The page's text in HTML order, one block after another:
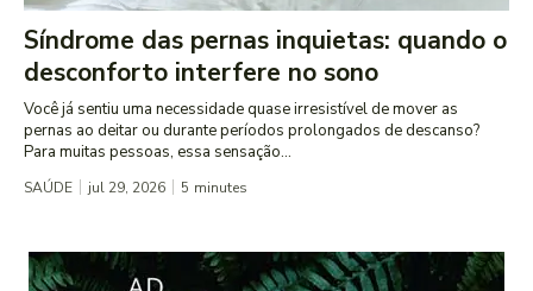
Síndrome das pernas inquietas: quando o
desconforto interfere no sono
Você já sentiu uma necessidade quase irresistível de mover as
pernas ao deitar ou durante períodos prolongados de descanso?
Para muitas pessoas, essa sensação...
SAÚDE jul 29, 2026 5 minutes